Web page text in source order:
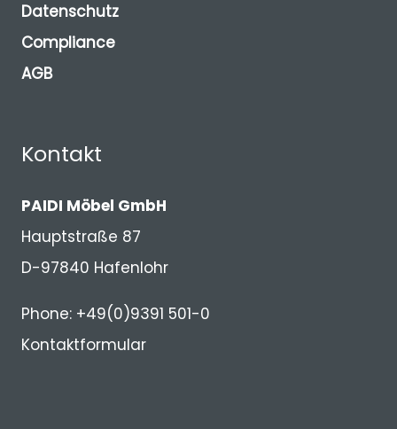
Datenschutz
Compliance
AGB
Kontakt
PAIDI Möbel GmbH
Hauptstraße 87
D-97840 Hafenlohr
Phone: +49(0)9391 501-0
Kontaktformular